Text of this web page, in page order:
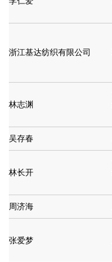
浙江基达纺织有限公司
林志渊
吴存春
林长开
周济海
张爱梦